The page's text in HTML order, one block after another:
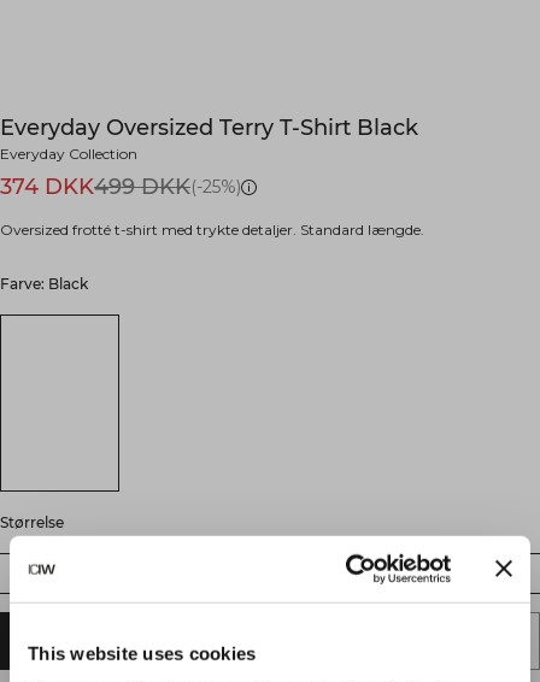
This website uses cookies
Everyday Oversized Terry T-Shirt Black
Everyday Collection
374 DKK499 DKK(-25%)
Oversized frotté t-shirt med trykte detaljer. Standard længde.
Farve: Black
Størrelse
S XL XXL
TILFØJ TIL KURV